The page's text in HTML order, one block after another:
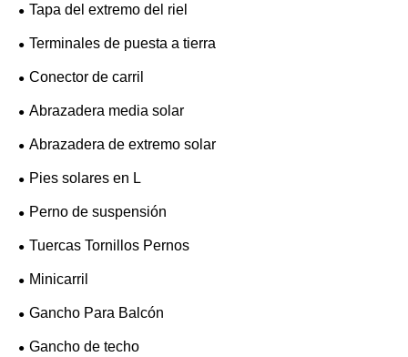
Tapa del extremo del riel
Terminales de puesta a tierra
Conector de carril
Abrazadera media solar
Abrazadera de extremo solar
Pies solares en L
Perno de suspensión
Tuercas Tornillos Pernos
Minicarril
Gancho Para Balcón
Gancho de techo